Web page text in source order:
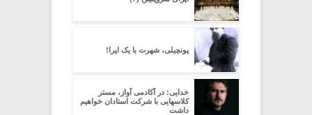
پونچیلی، شهرت با یک اپرا!
خدایی: در آکادمی آواز، مستر
کلاسهایی با شرکت استادان خواهیم
داشت